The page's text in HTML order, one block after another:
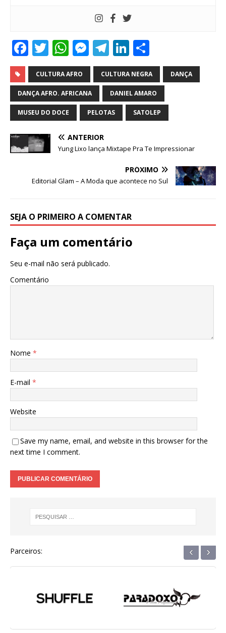
F
a
c
e
b
o
o
T
w
it
te
r
W
h
at
s
p
M
e
ss
e
n
e
T
el
e
g
ra
Li
n
k
e
dI
h
ar
e
CULTURA AFRO CULTURA NEGRA DANÇA
DANÇA AFRO. AFRICANA DANIEL AMARO
MUSEU DO DOCE PELOTAS SATOLEP
ANTERIOR
Yung Lixo lança Mixtape Pra Te Impressionar
PRÓXIMO
Editorial Glam – A Moda que acontece no Sul
SEJA O PRIMEIRO A COMENTAR
Faça um comentário
Seu e-mail não será publicado.
Comentário
Nome *
E-mail *
Website
Save my name, email, and website in this browser for the
next time I comment.
Parceiros: ‹ ›